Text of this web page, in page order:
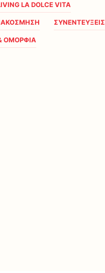
LA DOLCE VITA
ΣΥΝΕΝΤΕΥΞΕΙΣ
ΟΜΟΡΦΙΑ